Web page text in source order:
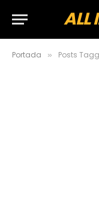
ALL
Portada » Posts